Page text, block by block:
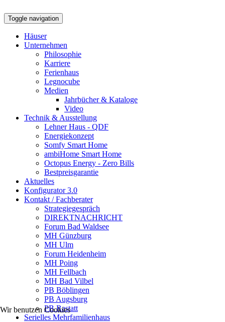
Toggle navigation
Häuser
Unternehmen
Philosophie
Karriere
Ferienhaus
Legnocube
Medien
Jahrbücher & Kataloge
Video
Technik & Ausstellung
Lehner Haus - QDF
Energiekonzept
Somfy Smart Home
ambiHome Smart Home
Octopus Energy - Zero Bills
Bestpreisgarantie
Aktuelles
Konfigurator 3.0
Kontakt / Fachberater
Strategiegespräch
DIREKTNACHRICHT
Forum Bad Waldsee
MH Günzburg
MH Ulm
Forum Heidenheim
MH Poing
MH Fellbach
MH Bad Vilbel
PB Böblingen
PB Augsburg
PB Rastatt
Serielles Mehrfamilienhaus
Wir benutzen Cookies